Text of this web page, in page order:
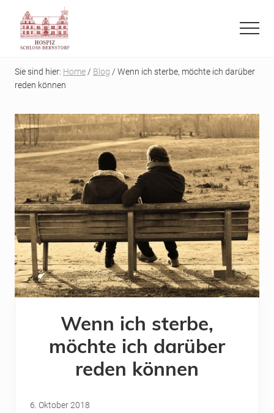
Menu
main
primary
auf
der
Menu
Sie sind hier: Home / Blog / Wenn ich sterbe, möchte ich darüber
reden können
Wenn ich sterbe,
möchte ich darüber
reden können
6. Oktober 2018